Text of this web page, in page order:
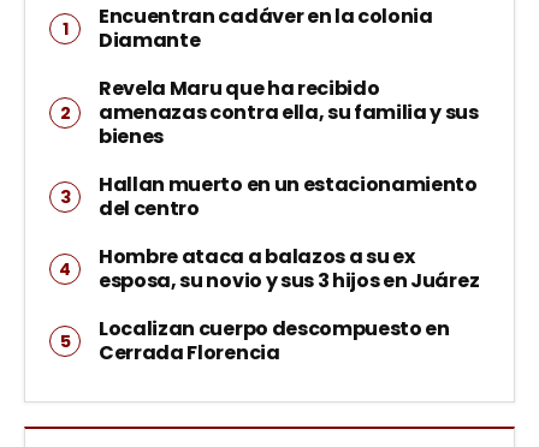
Encuentran cadáver en la colonia
Diamante
Revela Maru que ha recibido
amenazas contra ella, su familia y sus
bienes
Hallan muerto en un estacionamiento
del centro
Hombre ataca a balazos a su ex
esposa, su novio y sus 3 hijos en Juárez
Localizan cuerpo descompuesto en
Cerrada Florencia